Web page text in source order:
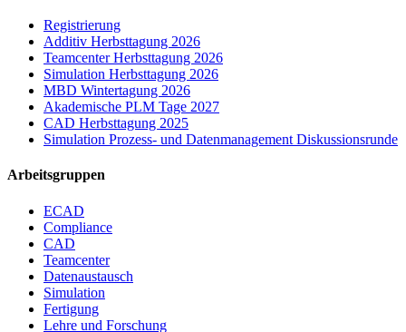
Registrierung
Additiv Herbsttagung 2026
Teamcenter Herbsttagung 2026
Simulation Herbsttagung 2026
MBD Wintertagung 2026
Akademische PLM Tage 2027
CAD Herbsttagung 2025
Simulation Prozess- und Datenmanagement Diskussionsrunde
Arbeitsgruppen
ECAD
Compliance
CAD
Teamcenter
Datenaustausch
Simulation
Fertigung
Lehre und Forschung